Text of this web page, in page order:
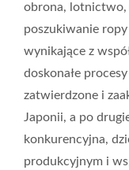
obrona, lotnictwo,
poszukiwanie
wynikające z
doskonałe
zatwierdzone i
Japonii, a po
konkurencyjna,
produkcyjnym i